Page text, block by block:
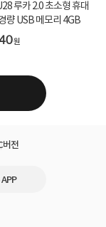
루카 2.0 초소형 휴대
용 귀여운 초경량 USB 메모리 4GB
원
버전